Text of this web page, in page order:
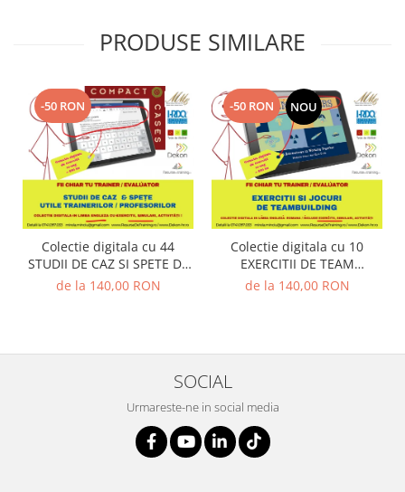
PRODUSE SIMILARE
-50 RON
Colectie digitala cu 44
STUDII DE CAZ SI SPETE DE
MANAGEMENT, LUARE
de la 140,00 RON
-50 RON NOU
Colectie digitala cu 10
EXERCITII DE TEAM
BUILDING (utila in Training
de la 140,00 RON
SOCIAL
Urmareste-ne in social media